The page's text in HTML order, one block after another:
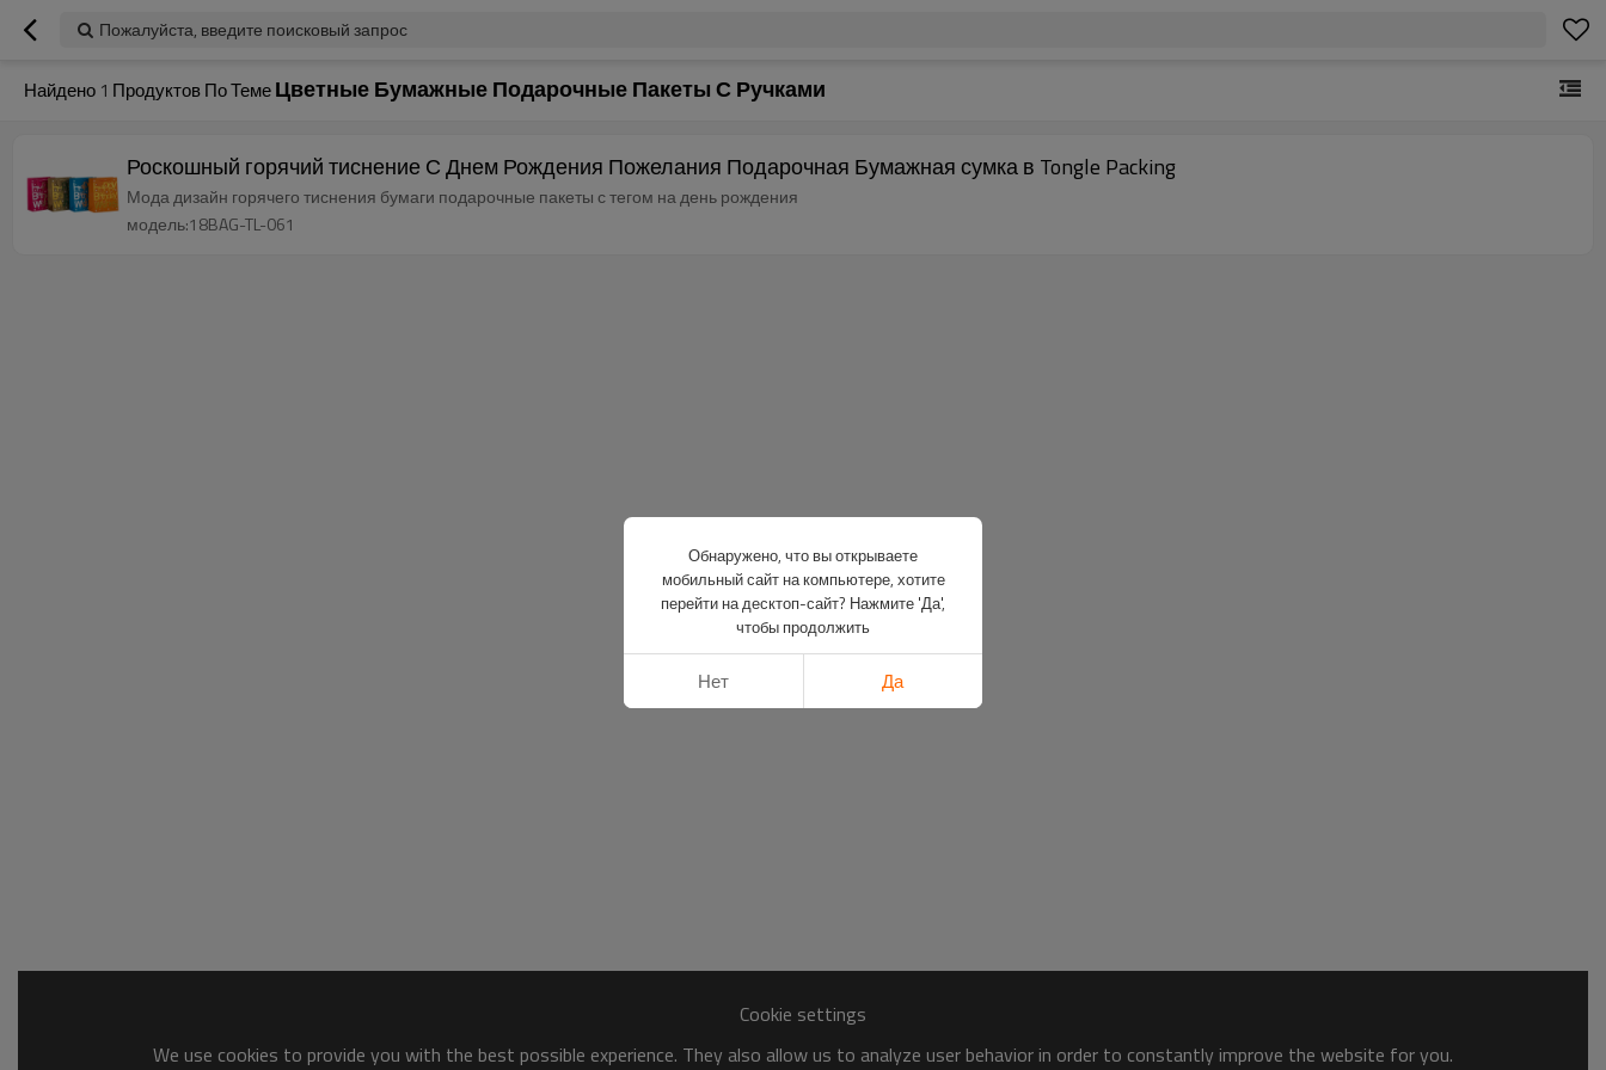
Пожалуйста, введите поисковый запрос
Найдено 1 Продуктов По ТемеЦветные Бумажные Подарочные Пакеты С Ручками
Роскошный горячий тиснение С Днем Рождения Пожелания Подарочная Бумажная сумка в Tongle Packing
Мода дизайн горячего тиснения бумаги подарочные пакеты с тегом на день рождения
модель:18BAG-TL-061
Cookie settings
We use cookies to provide you with the best possible experience. They also allow us to analyze user behavior in order to constantly improve the website for you.
Обнаружено, что вы открываете
мобильный сайт на компьютере, хотите
перейти на десктоп-сайт? Нажмите 'Да',
чтобы продолжить
Нет Да